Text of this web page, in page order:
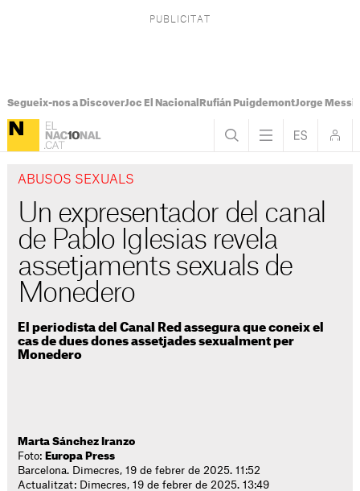
Segueix-nos a DiscoverJoc El Nacional Rufián PuigdemontJorge Messi
ABUSOS SEXUALS
Un expresentador del canal
de Pablo Iglesias revela
assetjaments sexuals de
Monedero
El periodista del Canal Red assegura que coneix el
cas de dues dones assetjades sexualment per
Monedero
Marta Sánchez Iranzo
Foto: Europa Press
Barcelona. Dimecres, 19 de febrer de 2025. 11:52
Actualitzat: Dimecres, 19 de febrer de 2025. 13:49